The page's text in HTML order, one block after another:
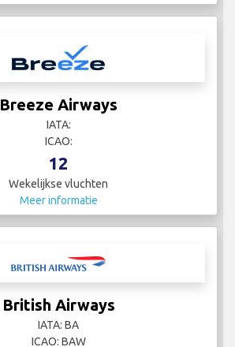
Breeze Airways
IATA:
ICAO:
12
Wekelijkse vluchten
Meer informatie
British Airways
IATA: BA
ICAO: BAW